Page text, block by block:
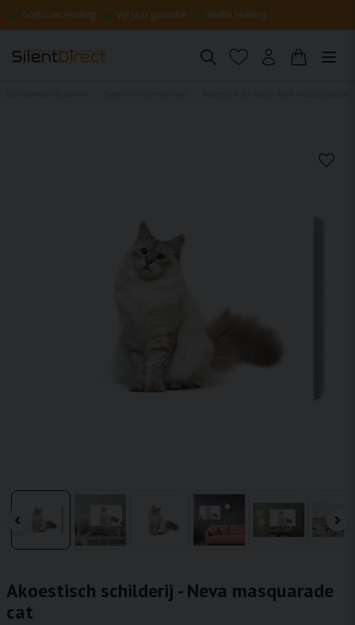
Gratis verzending Vijf jaar garantie Snelle levering
Akoestisch schilderij - Neva masquarade
cat